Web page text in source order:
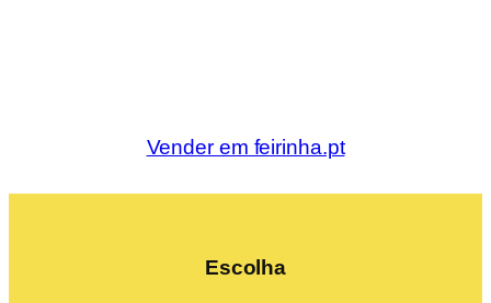
Vender em feirinha.pt
Escolha